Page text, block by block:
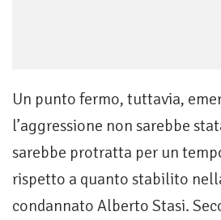
Un punto fermo, tuttavia,
l’aggressione non sarebbe
sarebbe protratta per un
rispetto a quanto stabilito
condannato Alberto Stasi.